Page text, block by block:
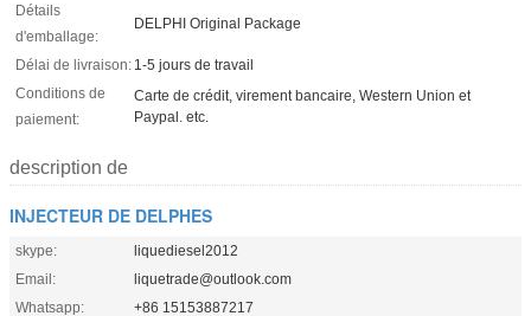
Détails
d'emballage:
DELPHI Original Package
Délai de livraison: 1-5 jours de travail
Conditions de
paiement:
Carte de crédit, virement bancaire, Western Union et
Paypal. etc.
description de
INJECTEUR DE DELPHES
skype:
liquediesel2012
Email:
liquetrade@outlook.com
Whatsapp:
+86 15153887217